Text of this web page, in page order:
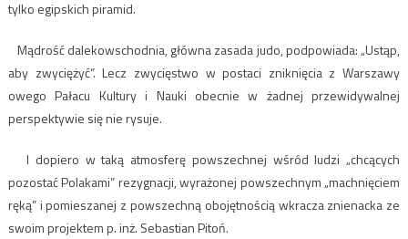
tylko egipskich piramid.
Mądrość dalekowschodnia, główna zasada judo, podpowiada: „Ustąp,
aby zwyciężyć”. Lecz zwycięstwo w postaci zniknięcia z Warszawy
owego Pałacu Kultury i Nauki obecnie w żadnej przewidywalnej
perspektywie się nie rysuje.
I dopiero w taką atmosferę powszechnej wśród ludzi „chcących
pozostać Polakami” rezygnacji, wyrażonej powszechnym „machnięciem
ręką” i pomieszanej z powszechną obojętnością wkracza znienacka ze
swoim projektem p. inż. Sebastian Pitoń.